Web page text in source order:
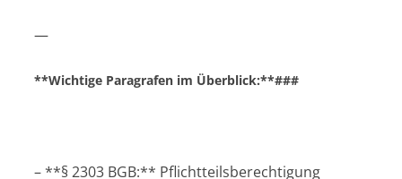
—
**Wichtige Paragrafen im Überblick:**###
– **§ 2303 BGB:** Pflichtteilsberechtigung